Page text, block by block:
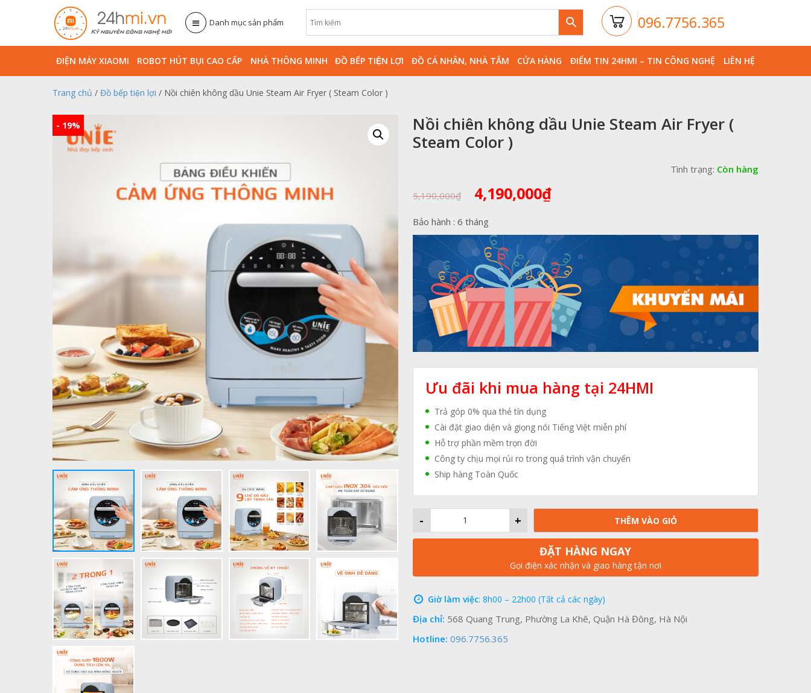
Danh mục sản phẩm 096.7756.365
ĐIỆN MÁY XIAOMI ROBOT HÚT BỤI CAO CẤP NHÀ THÔNG MINH ĐỒ BẾP TIỆN LỢI ĐỒ CÁ NHÂN, NHÀ TẮM CỬA HÀNG ĐIỂM TIN 24HMI – TIN CÔNG NGHỆ LIÊN HỆ
Trang chủ / Đồ bếp tiện lợi / Nồi chiên không dầu Unie Steam Air Fryer ( Steam Color )
- 19%
Nồi chiên không dầu Unie Steam Air Fryer (
Steam Color )
Tình trạng: Còn hàng
5,190,000₫ Giá
gốc
là:
5,190,000₫.
4,190,000₫Giá
là:
4,190,000₫.
Bảo hành : 6 tháng
Ưu đãi khi mua hàng tại 24HMI
Trả góp 0% qua thẻ tín dụng
Cài đặt giao diện và giọng nói Tiếng Việt miễn phí
Hỗ trợ phần mềm trọn đời
Công ty chịu mọi rủi ro trong quá trình vận chuyển
Ship hàng Toàn Quốc
+
- THÊM VÀO GIỎ
ĐẶT HÀNG NGAY
Gọi điện xác nhận và giao hàng tận nơi
Giờ làm việc: 8h00 – 22h00 (Tất cả các ngày)
Địa chỉ: 568 Quang Trung, Phường La Khê, Quận Hà Đông, Hà Nội
Hotline: 096.7756.365